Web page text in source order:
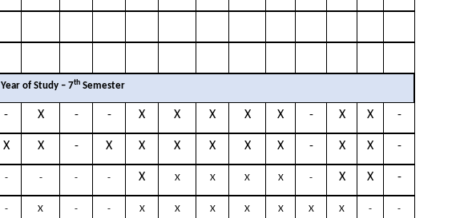
Year of Study – 7th Semester
- X - - X X X X X - X X -
X X - X X X X X X - X X -
- - - - X X X X X - X X -
- X - - X X X X X X X - -